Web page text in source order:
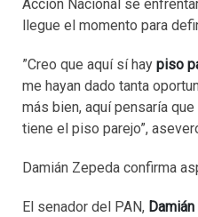
Acción Nacional se
llegue el momento para
”Creo que aquí sí hay piso
me hayan dado tanta
más bien, aquí pensaría
tiene el piso parejo”,
Damián Zepeda confirma
El senador del PAN,